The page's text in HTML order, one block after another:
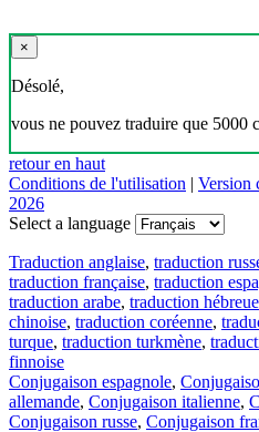
×
Désolé,
vous ne pouvez traduire que 5000
retour en haut
Conditions de l'utilisation | Version
2026
Select a language
Traduction anglaise, traduction
traduction française, traduction
traduction arabe, traduction hébreue
chinoise, traduction coréenne,
turque, traduction turkmène,
finnoise
Conjugaison espagnole,
allemande, Conjugaison italienne,
Conjugaison russe, Conjugaison